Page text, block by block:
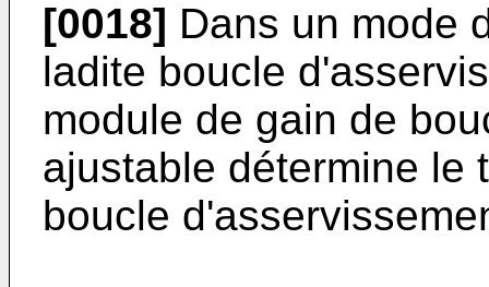
[0018] Dans un mode
ladite boucle
module de gain de
ajustable détermine le
boucle